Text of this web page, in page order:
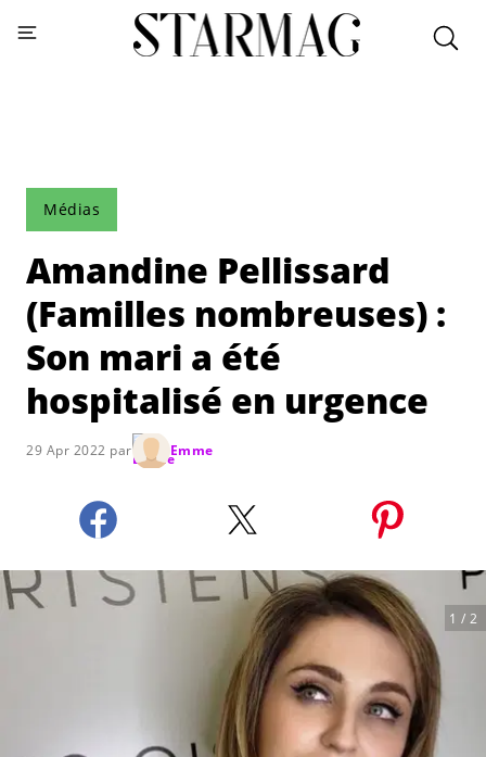
Médias
Amandine Pellissard
(Familles nombreuses) :
Son mari a été
hospitalisé en urgence
29 Apr 2022 par Emme
1 / 2